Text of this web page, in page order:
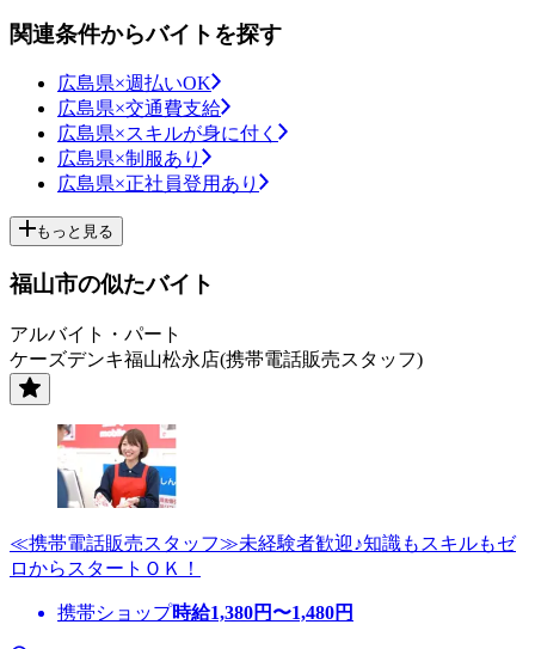
関連条件からバイトを探す
広島県×週払いOK
広島県×交通費支給
広島県×スキルが身に付く
広島県×制服あり
広島県×正社員登用あり
もっと見る
福山市の似たバイト
アルバイト・パート
ケーズデンキ福山松永店(携帯電話販売スタッフ)
≪携帯電話販売スタッフ≫未経験者歓迎♪知識もスキルもゼ
ロからスタートＯＫ！
携帯ショップ時給1,380円〜1,480円